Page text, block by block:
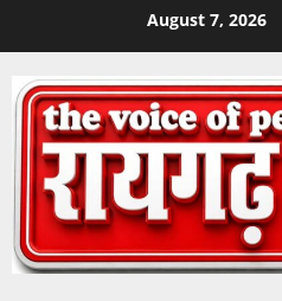
August 7, 2026